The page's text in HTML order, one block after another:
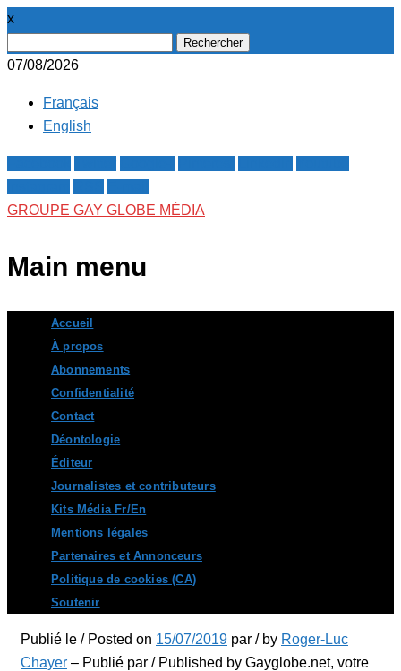
x
07/08/2026
Français
English
GROUPE GAY GLOBE MÉDIA
Main menu
content
Accueil
À propos
Abonnements
Confidentialité
Contact
Déontologie
Éditeur
Journalistes et contributeurs
Kits Média Fr/En
Mentions légales
Partenaires et Annonceurs
Politique de cookies (CA)
Soutenir
Publié le / Posted on 15/07/2019 par / by Roger-Luc
Chayer – Publié par / Published by Gayglobe.net, votre